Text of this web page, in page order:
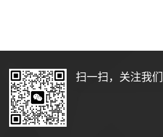
扫一扫，关注我们